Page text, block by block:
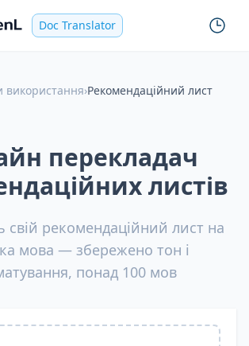
Doc Translator
використання›Рекомендаційний лист
перекладач
листів
свій рекомендаційний лист на
мова — збережено тон і
понад 100 мов